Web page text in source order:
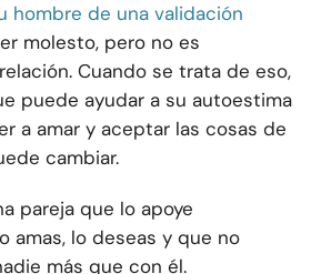
hombre de una validación
molesto, pero no es
Cuando se trata de eso,
puede ayudar a su autoestima
a amar y aceptar las cosas de
cambiar.
pareja que lo apoye
amas, lo deseas y que no
más que con él.